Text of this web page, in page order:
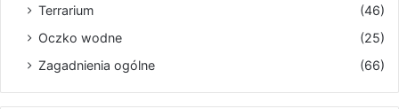
Terrarium
(46)
Oczko wodne
(25)
Zagadnienia ogólne
(66)